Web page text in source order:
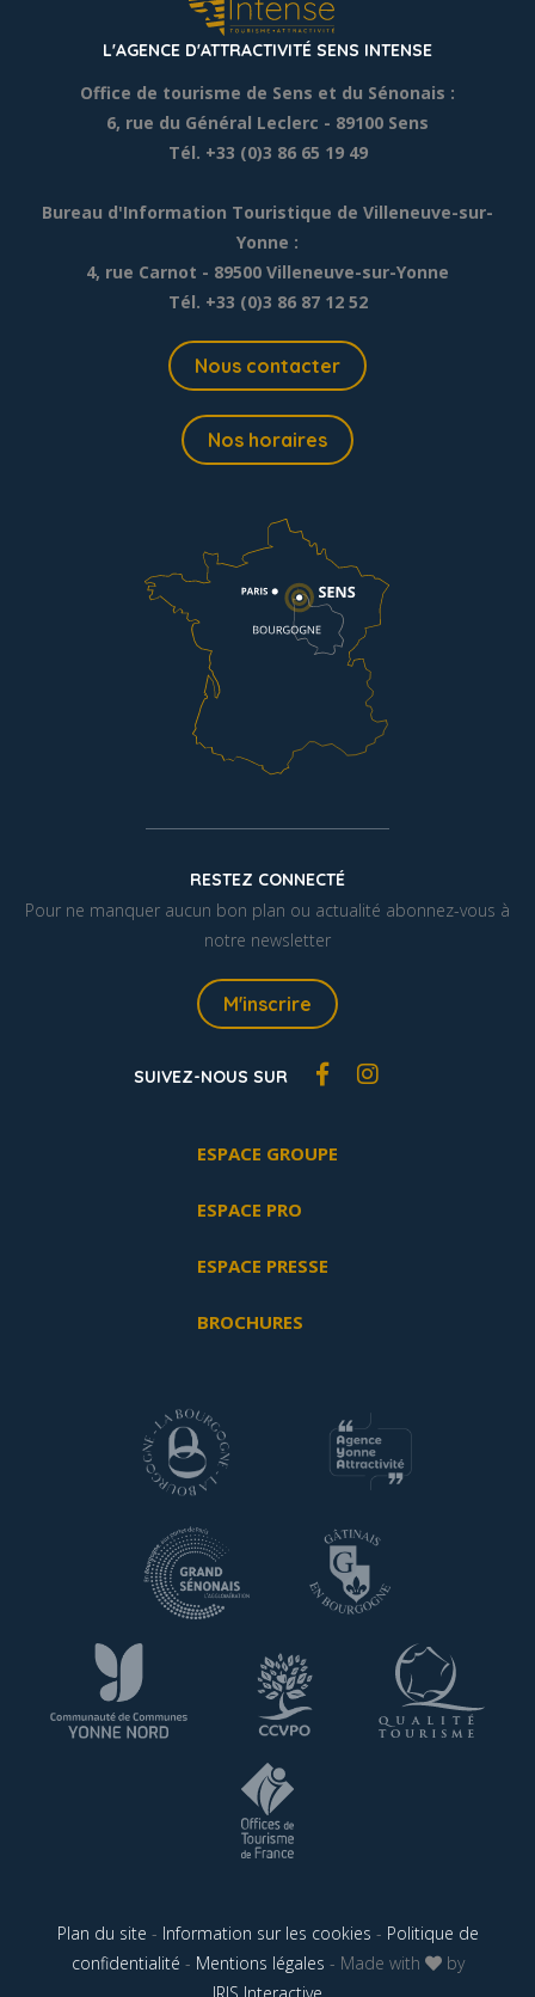
L'AGENCE D'ATTRACTIVITÉ SENS INTENSE
Office de tourisme de Sens et du Sénonais :
6, rue du Général Leclerc - 89100 Sens
Tél. +33 (0)3 86 65 19 49
Bureau d'Information Touristique de Villeneuve-sur-
Yonne :
4, rue Carnot - 89500 Villeneuve-sur-Yonne
Tél. +33 (0)3 86 87 12 52
Nous contacter
Nos horaires
RESTEZ CONNECTÉ
Pour ne manquer aucun bon plan ou actualité abonnez-vous à
notre newsletter
M'inscrire
SUIVEZ-NOUS SUR
ESPACE GROUPE
ESPACE PRO
ESPACE PRESSE
BROCHURES
Plan du site - Information sur les cookies - Politique de
confidentialité - Mentions légales - Made with
by